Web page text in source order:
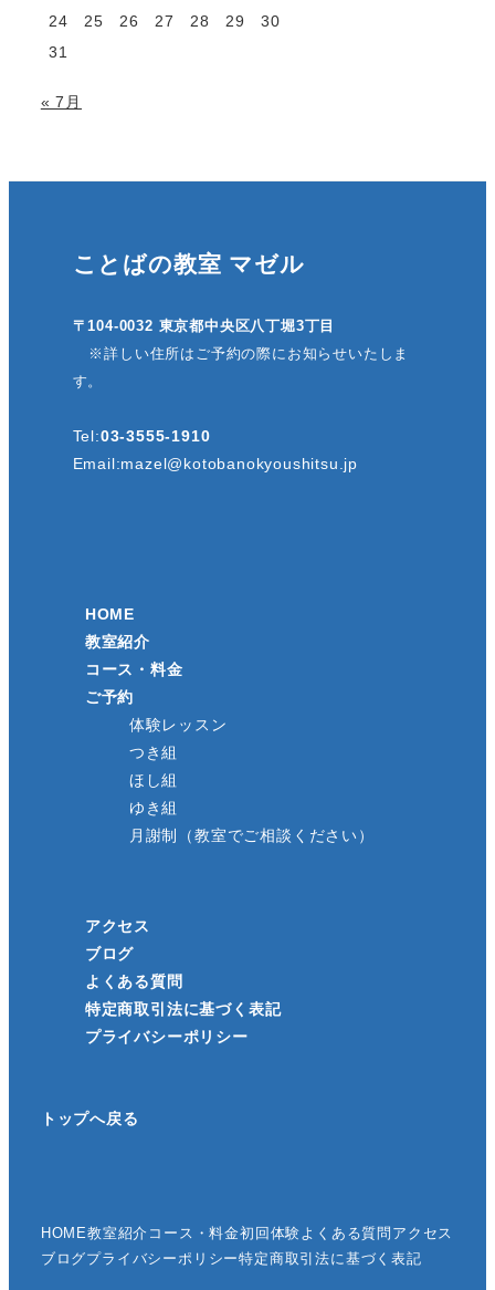
24
25 26 27 28 29
30
31
« 7月
ことばの教室 マゼル
〒104-0032 東京都中央区八丁堀3丁目
※詳しい住所はご予約の際にお知らせいたしま
す。
Tel:03-3555-1910
Email:mazel@kotobanokyoushitsu.jp
HOME
教室紹介
コース・料金
ご予約
体験レッスン
つき組
ほし組
ゆき組
月謝制（教室でご相談ください）
アクセス
ブログ
よくある質問
特定商取引法に基づく表記
プライバシーポリシー
トップへ戻る
HOME教室紹介 コース・料金初回体験よくある質問 アクセス
ブログプライバシーポリシー特定商取引法に基づく表記